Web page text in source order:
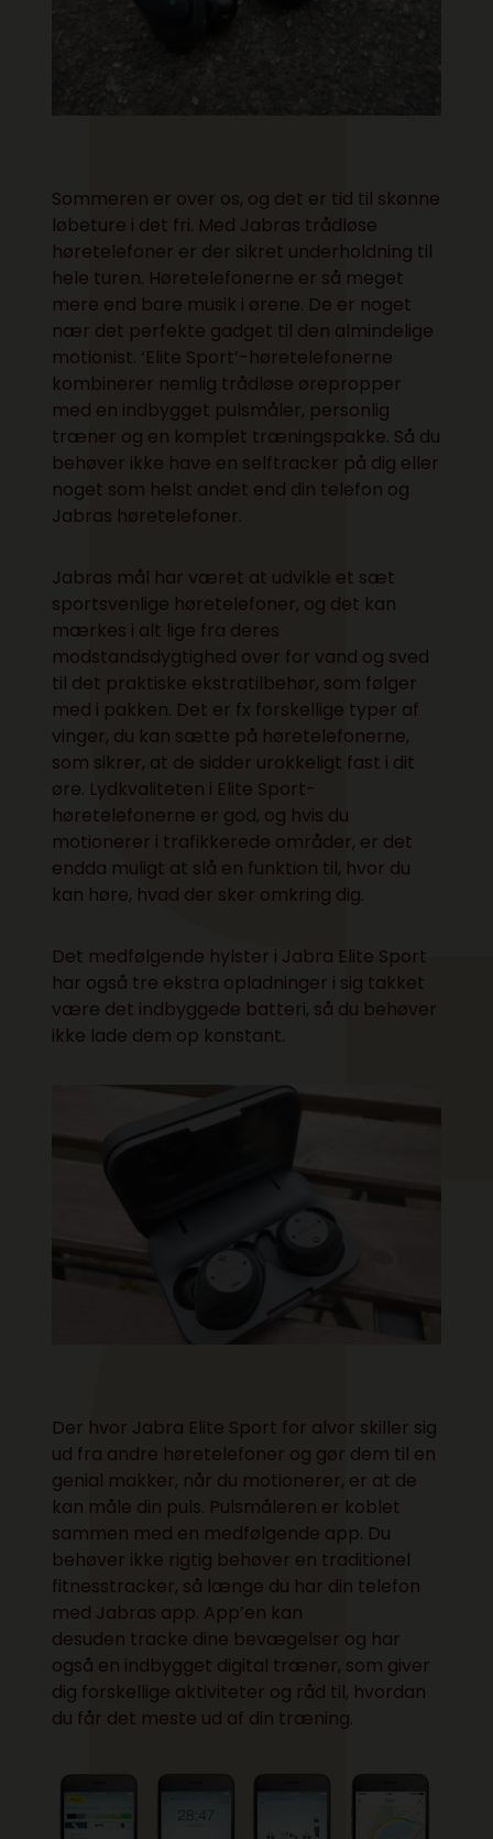
Sommeren er over os, og det er tid til skønne
løbeture i det fri. Med Jabras trådløse
høretelefoner er der sikret underholdning til
hele turen. Høretelefonerne er så meget
mere end bare musik i ørene. De er noget
nær det perfekte gadget til den almindelige
motionist. ‘Elite Sport’-høretelefonerne
kombinerer nemlig trådløse ørepropper
med en indbygget pulsmåler, personlig
træner og en komplet træningspakke. Så du
behøver ikke have en selftracker på dig eller
noget som helst andet end din telefon og
Jabras høretelefoner.
Jabras mål har været at udvikle et sæt
sportsvenlige høretelefoner, og det kan
mærkes i alt lige fra deres
modstandsdygtighed over for vand og sved
til det praktiske ekstratilbehør, som følger
med i pakken. Det er fx forskellige typer af
vinger, du kan sætte på høretelefonerne,
som sikrer, at de sidder urokkeligt fast i dit
øre. Lydkvaliteten i Elite Sport-
høretelefonerne er god, og hvis du
motionerer i trafikkerede områder, er det
endda muligt at slå en funktion til, hvor du
kan høre, hvad der sker omkring dig.
Det medfølgende hylster i Jabra Elite Sport
har også tre ekstra opladninger i sig takket
være det indbyggede batteri, så du behøver
ikke lade dem op konstant.
Der hvor Jabra Elite Sport for alvor skiller sig
ud fra andre høretelefoner og gør dem til en
genial makker, når du motionerer, er at de
kan måle din puls. Pulsmåleren er koblet
sammen med en medfølgende app. Du
behøver ikke rigtig behøver en traditionel
fitnesstracker, så længe du har din telefon
med Jabras app. App’en kan
desuden tracke dine bevægelser og har
også en indbygget digital træner, som giver
dig forskellige aktiviteter og råd til, hvordan
du får det meste ud af din træning.